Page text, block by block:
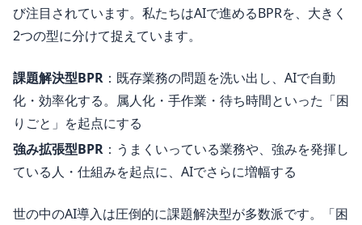
び注目されています。私たちはAIで進めるBPRを、大きく
2つの型に分けて捉えています。
課題解決型BPR ：既存業務の問題を洗い出し、AIで自動
化・効率化する。属人化・手作業・待ち時間といった「困
りごと」を起点にする
強み拡張型BPR ：うまくいっている業務や、強みを発揮し
ている人・仕組みを起点に、AIでさらに増幅する
世の中のAI導入は圧倒的に課題解決型が多数派です。「困